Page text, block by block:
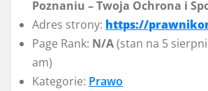
Poznaniu – Twoja Ochrona i
Adres strony: https://
Page Rank: N/A(stan na 5
am)
Kategorie: Prawo